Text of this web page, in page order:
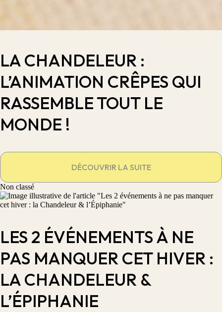
LA CHANDELEUR :
L’ANIMATION CRÊPES QUI
RASSEMBLE TOUT LE
MONDE !
DÉCOUVRIR LA SUITE
Non classé
LES 2 ÉVÉNEMENTS À NE
PAS MANQUER CET HIVER :
LA CHANDELEUR &
L’ÉPIPHANIE